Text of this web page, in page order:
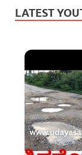
LATEST